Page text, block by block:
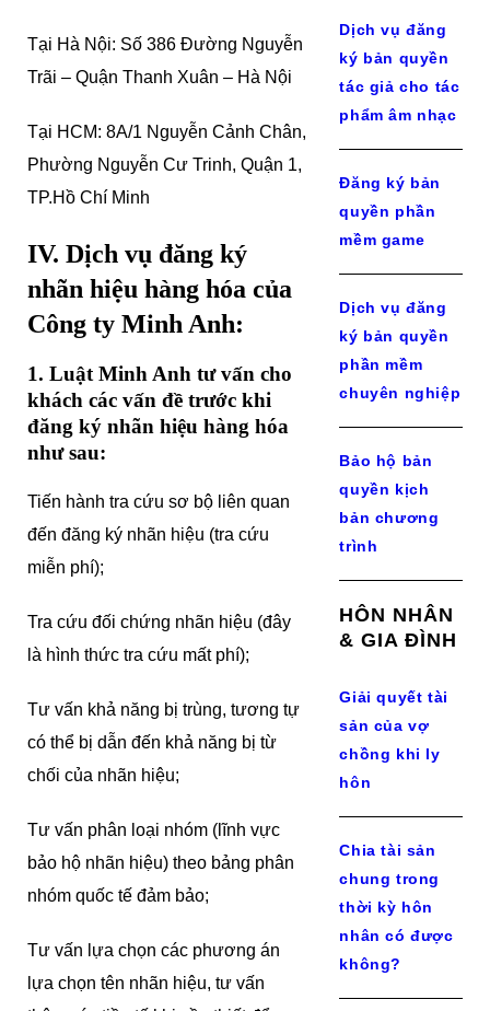
Tại Hà Nội: Số 386 Đường Nguyễn
Trãi – Quận Thanh Xuân – Hà Nội
Tại HCM: 8A/1 Nguyễn Cảnh Chân,
Phường Nguyễn Cư Trinh, Quận 1,
TP.Hồ Chí Minh
IV. Dịch vụ đăng ký
nhãn hiệu hàng hóa của
Công ty Minh Anh:
1. Luật Minh Anh tư vấn cho
khách các vấn đề trước khi
đăng ký nhãn hiệu hàng hóa
như sau:
Tiến hành tra cứu sơ bộ liên quan
đến đăng ký nhãn hiệu (tra cứu
miễn phí);
Tra cứu đối chứng nhãn hiệu (đây
là hình thức tra cứu mất phí);
Tư vấn khả năng bị trùng, tương tự
có thể bị dẫn đến khả năng bị từ
chối của nhãn hiệu;
Tư vấn phân loại nhóm (lĩnh vực
bảo hộ nhãn hiệu) theo bảng phân
nhóm quốc tế đảm bảo;
Tư vấn lựa chọn các phương án
lựa chọn tên nhãn hiệu, tư vấn
Dịch vụ đăng
ký bản quyền
tác giả cho tác
phẩm âm nhạc
Đăng ký bản
quyền phần
mềm game
Dịch vụ đăng
ký bản quyền
phần mềm
chuyên nghiệp
Bảo hộ bản
quyền kịch
bản chương
trình
HÔN NHÂN
& GIA ĐÌNH
Giải quyết tài
sản của vợ
chồng khi ly
hôn
Chia tài sản
chung trong
thời kỳ hôn
nhân có được
không?